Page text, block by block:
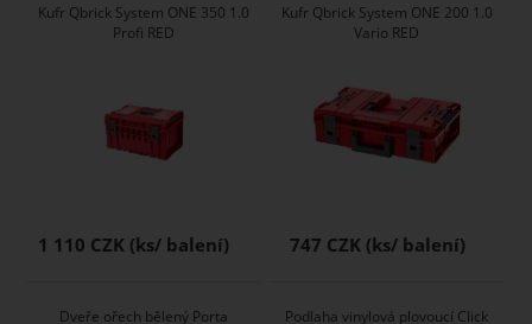
Kufr Qbrick System ONE 350 1.0
Profi RED
1 110 CZK
Kufr Qbrick System ONE 200 1.0
Vario RED
747 CZK
Dveře ořech bělený Porta
Podlaha vinylová plovoucí Click